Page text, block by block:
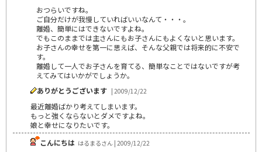
おつらいですね。
ご自分だけが我慢していればいいなんて・・・。
離婚、簡単にはできないですよね。
でもこのままでは主さんにもお子さんにもよくないと思います。
お子さんの幸せを第一に思えば、そんな父親では将来的に不安で
す。
離婚して一人でお子さんを育てる、簡単なことではないですが考
えてみてはいかがでしょうか。
ありがとうございます | 2009/12/22
最近離婚ばかり考えてしまいます。
もっと強くならないとダメですよね。
娘と幸せになりたいです。
こんにちは はるまるさん | 2009/12/22